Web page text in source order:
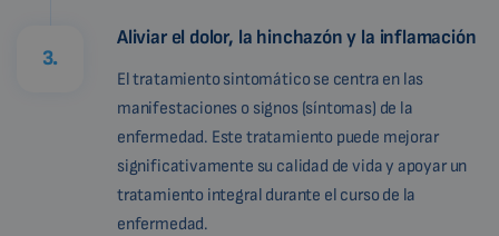
3.
Aliviar el dolor, la hinchazón y la inflamación
El tratamiento sintomático se centra en las
manifestaciones o signos (síntomas) de la
enfermedad. Este tratamiento puede mejorar
significativamente su calidad de vida y apoyar un
tratamiento integral durante el curso de la
enfermedad.